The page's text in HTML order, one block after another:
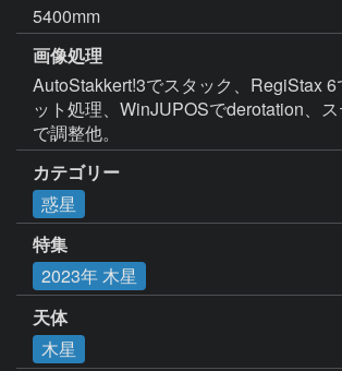
5400mm
画像処理
AutoStakkert!3でスタック、RegiStax 6
ット処理、WinJUPOSでderotation、
で調整他。
カテゴリー
惑星
特集
2023年 木星
天体
木星